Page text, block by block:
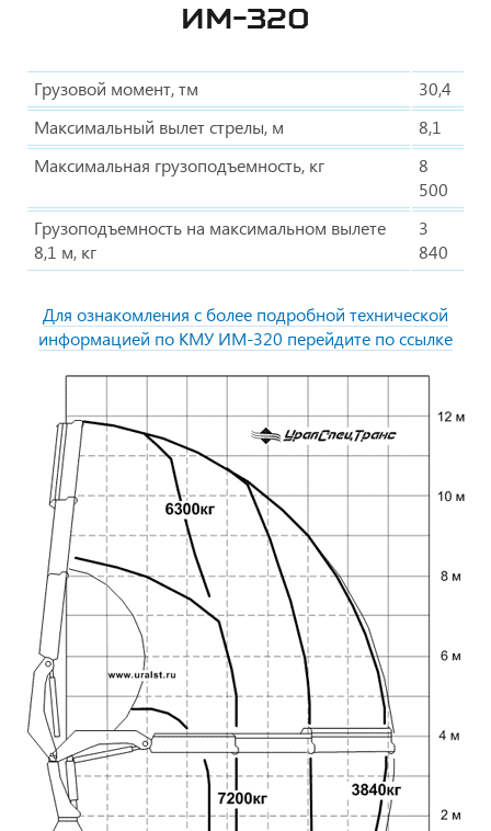
ИМ-320
Грузовой момент, тм
30,4
Максимальный вылет стрелы, м
8,1
Максимальная грузоподъемность, кг
8
500
Грузоподъемность на максимальном вылете
8,1 м, кг
3
840
Для ознакомления с более подробной технической
информацией по КМУ ИМ-320 перейдите по ссылке